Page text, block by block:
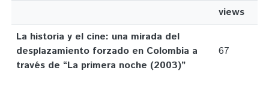
views
La historia y el cine: una mirada del
desplazamiento forzado en Colombia a
través de “La primera noche (2003)”
67